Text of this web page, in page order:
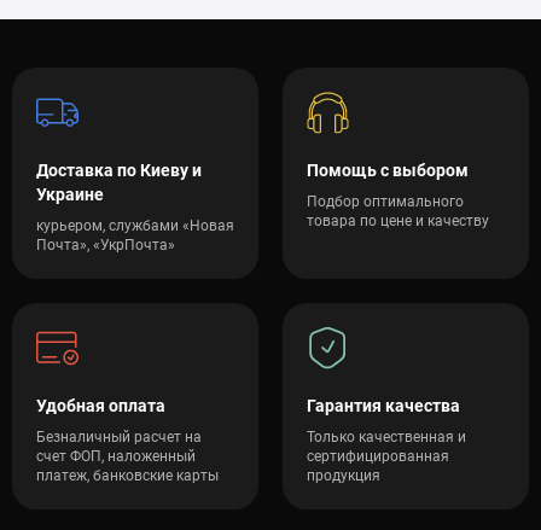
Доставка по Киеву и
Украине
курьером, службами «Новая
Почта», «УкрПочта»
Помощь с выбором
Подбор оптимального
товара по цене и качеству
Удобная оплата
Безналичный расчет на
счет ФОП, наложенный
платеж, банковские карты
Гарантия качества
Только качественная и
сертифицированная
продукция